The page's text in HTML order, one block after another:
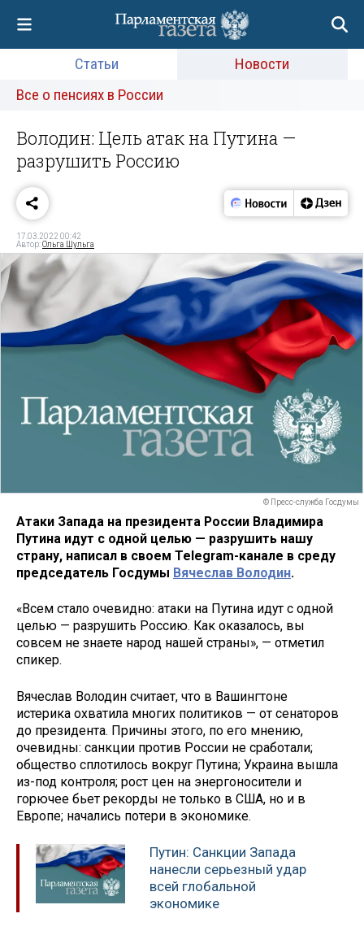
Статьи
Новости
Все о пенсиях в России
Володин: Цель атак на Путина —
разрушить Россию
17.03.2022 00:42
Автор:Ольга Шульга
© Пресс-служба Госдумы
Атаки Запада на президента России Владимира
Путина идут с одной целью — разрушить нашу
страну, написал в своем Telegram-канале в среду
председатель Госдумы Вячеслав Володин.
«Всем стало очевидно: атаки на Путина идут с одной
целью — разрушить Россию. Как оказалось, вы
совсем не знаете народ нашей страны», — отметил
спикер.
Вячеслав Володин считает, что в Вашингтоне
истерика охватила многих политиков — от сенаторов
до президента. Причины этого, по его мнению,
очевидны: санкции против России не сработали;
общество сплотилось вокруг Путина; Украина вышла
из-под контроля; рост цен на энергоносители и
горючее бьет рекорды не только в США, но и в
Европе; начались потери в экономике.
Путин: Санкции Запада
нанесли серьезный удар
всей глобальной
экономике